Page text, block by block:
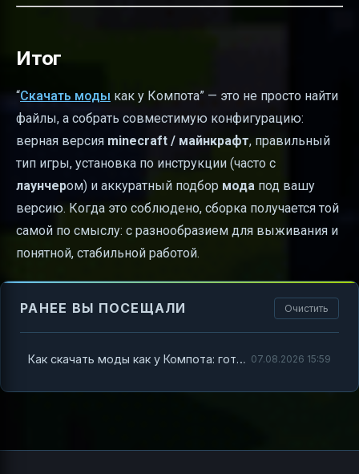
Итог
“Скачать моды как у Компота” — это не просто найти
файлы, а собрать совместимую конфигурацию:
верная версия minecraft / майнкрафт, правильный
тип игры, установка по инструкции (часто с
лаунчером) и аккуратный подбор мода под вашу
версию. Когда это соблюдено, сборка получается той
самой по смыслу: с разнообразием для выживания и
понятной, стабильной работой.
РАНЕЕ ВЫ ПОСЕЩАЛИ Очистить
Как скачать моды как у Компота: готовая инструкция и советы, чтобы всё заработало 07.08.2026 15:59